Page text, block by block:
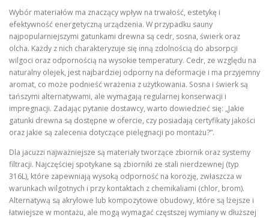
Wybór materiałów ma znaczący wpływ na trwałość, estetykę i
efektywność energetyczną urządzenia. W przypadku sauny
najpopularniejszymi gatunkami drewna są cedr, sosna, świerk oraz
olcha. Każdy z nich charakteryzuje się inną zdolnością do absorpcji
wilgoci oraz odpornością na wysokie temperatury. Cedr, ze względu na
naturalny olejek, jest najbardziej odporny na deformacje i ma przyjemny
aromat, co może podnieść wrażenia z użytkowania. Sosna i świerk są
tańszymi alternatywami, ale wymagają regularnej konserwacji i
impregnacji. Zadając pytanie dostawcy, warto dowiedzieć się: „Jakie
gatunki drewna są dostępne w ofercie, czy posiadają certyfikaty jakości
oraz jakie są zalecenia dotyczące pielęgnacji po montażu?”.
Dla jacuzzi najważniejsze są materiały tworzące zbiornik oraz systemy
filtracji. Najczęściej spotykane są zbiorniki ze stali nierdzewnej (typ
316L), które zapewniają wysoką odporność na korozję, zwłaszcza w
warunkach wilgotnych i przy kontaktach z chemikaliami (chlor, brom).
Alternatywą są akrylowe lub kompozytowe obudowy, które są lżejsze i
łatwiejsze w montażu, ale mogą wymagać częstszej wymiany w dłuższej